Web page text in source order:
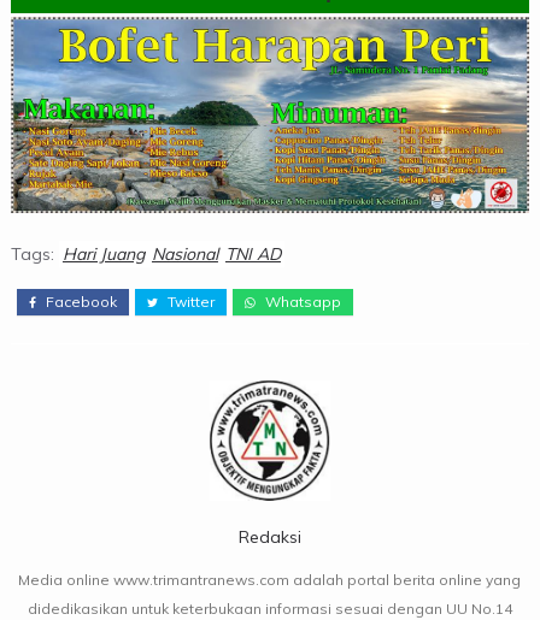
Tags: Hari Juang Nasional TNI AD
Facebook Twitter Whatsapp
Redaksi
Media online www.trimantranews.com adalah portal berita online yang
didedikasikan untuk keterbukaan informasi sesuai dengan UU No.14